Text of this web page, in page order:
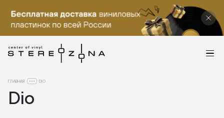
ГЛАВНАЯ DIO
Dio